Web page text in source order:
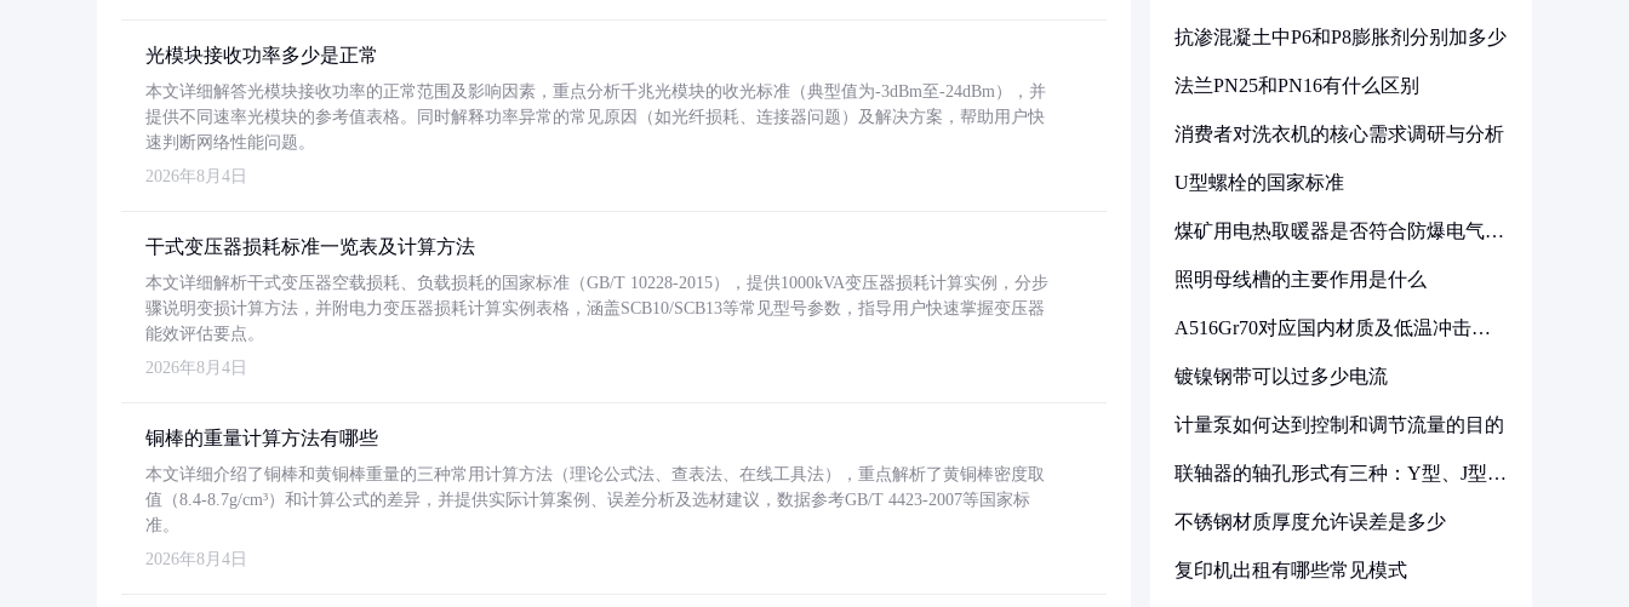
光模块接收功率多少是正常
本文详细解答光模块接收功率的正常范围及影响因素，重点分析千兆光模块的收光标准（典型值为-3dBm至-24dBm），并
提供不同速率光模块的参考值表格。同时解释功率异常的常见原因（如光纤损耗、连接器问题）及解决方案，帮助用户快
速判断网络性能问题。
2026年8月4日
干式变压器损耗标准一览表及计算方法
本文详细解析干式变压器空载损耗、负载损耗的国家标准（GB/T 10228-2015），提供1000kVA变压器损耗计算实例，分步
骤说明变损计算方法，并附电力变压器损耗计算实例表格，涵盖SCB10/SCB13等常见型号参数，指导用户快速掌握变压器
能效评估要点。
2026年8月4日
铜棒的重量计算方法有哪些
本文详细介绍了铜棒和黄铜棒重量的三种常用计算方法（理论公式法、查表法、在线工具法），重点解析了黄铜棒密度取
值（8.4-8.7g/cm³）和计算公式的差异，并提供实际计算案例、误差分析及选材建议，数据参考GB/T 4423-2007等国家标
准。
2026年8月4日
抗渗混凝土中P6和P8膨胀剂分别加多少
法兰PN25和PN16有什么区别
消费者对洗衣机的核心需求调研与分析
U型螺栓的国家标准
煤矿用电热取暖器是否符合防爆电气设
照明母线槽的主要作用是什么
A516Gr70对应国内材质及低温冲击要
镀镍钢带可以过多少电流
计量泵如何达到控制和调节流量的目的
联轴器的轴孔形式有三种：Y型、J型、
不锈钢材质厚度允许误差是多少
复印机出租有哪些常见模式